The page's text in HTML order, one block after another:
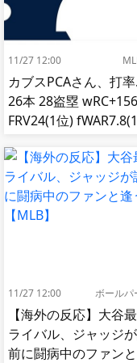
11/27 12:00
カブスPCAさん、打
26本 28盗塁
FRV24(1位)
11/27 12:00 ボールパ
【海外の反応】大谷
ライバル、ジャッジ
前に闘病中のファン